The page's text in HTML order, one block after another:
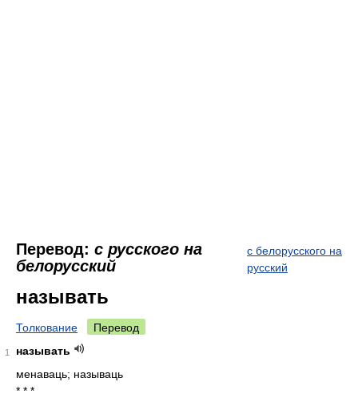
Перевод: с русского на
белорусский
с белорусского на
русский
называть
Толкование Перевод
1
называть
менаваць; называць
* * *